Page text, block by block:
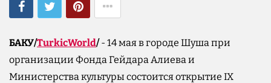
БАКУ/TurkicWorld/- 14 мая в городе Шуша при
организации Фонда Гейдара Алиева и
Министерства культуры состоится открытие IX